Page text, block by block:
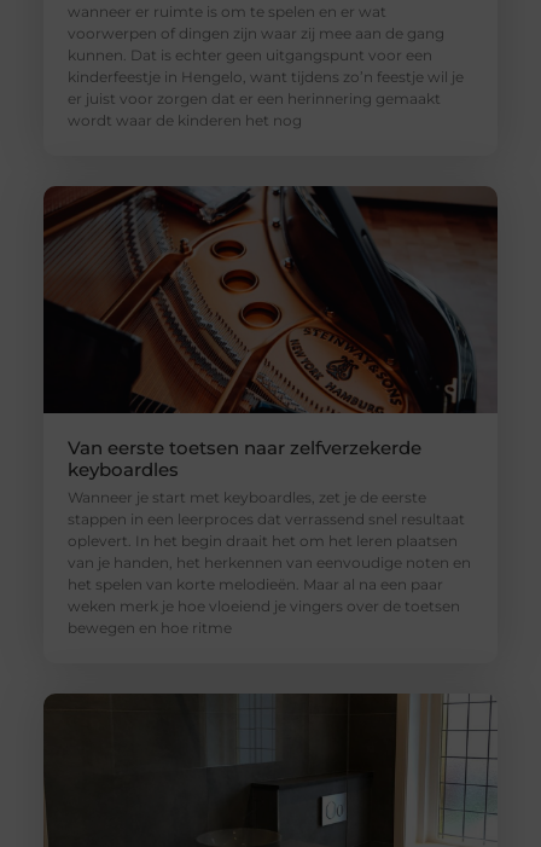
wanneer er ruimte is om te spelen en er wat
voorwerpen of dingen zijn waar zij mee aan de gang
kunnen. Dat is echter geen uitgangspunt voor een
kinderfeestje in Hengelo, want tijdens zo’n feestje wil je
er juist voor zorgen dat er een herinnering gemaakt
wordt waar de kinderen het nog
Van eerste toetsen naar zelfverzekerde
keyboardles
Wanneer je start met keyboardles, zet je de eerste
stappen in een leerproces dat verrassend snel resultaat
oplevert. In het begin draait het om het leren plaatsen
van je handen, het herkennen van eenvoudige noten en
het spelen van korte melodieën. Maar al na een paar
weken merk je hoe vloeiend je vingers over de toetsen
bewegen en hoe ritme